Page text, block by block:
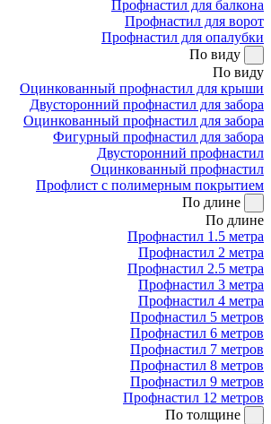
Профнастил для балкона
Профнастил для ворот
Профнастил для опалубки
По виду
По виду
Оцинкованный профнастил для крыши
Двусторонний профнастил для забора
Оцинкованный профнастил для забора
Фигурный профнастил для забора
Двусторонний профнастил
Оцинкованный профнастил
Профлист с полимерным покрытием
По длине
По длине
Профнастил 1.5 метра
Профнастил 2 метра
Профнастил 2.5 метра
Профнастил 3 метра
Профнастил 4 метра
Профнастил 5 метров
Профнастил 6 метров
Профнастил 7 метров
Профнастил 8 метров
Профнастил 9 метров
Профнастил 12 метров
По толщине